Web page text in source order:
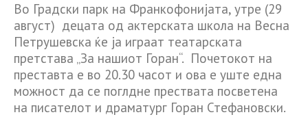
Во Градски парк на Франкофонијата, утре (29
август) децата од актерската школа на Весна
Петрушевска ќе ја играат театарската
претстава „За нашиот Горан“. Почетокот на
преставта е во 20.30 часот и ова е уште една
можност да се поглдне прествата посветена
на писателот и драматург Горан Стефановски.